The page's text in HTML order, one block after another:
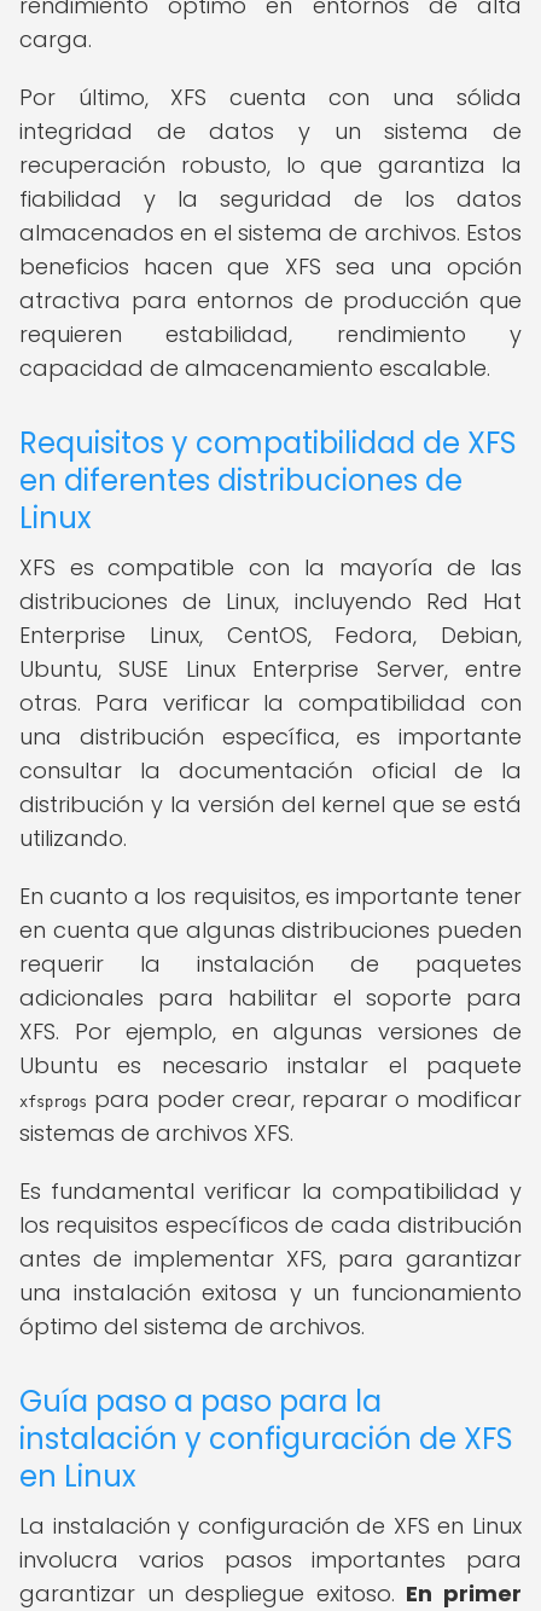
carga.
Por último, XFS cuenta con una sólida
integridad de datos y un sistema de
recuperación robusto, lo que garantiza la
fiabilidad y la seguridad de los datos
almacenados en el sistema de archivos. Estos
beneficios hacen que XFS sea una opción
atractiva para entornos de producción que
requieren estabilidad, rendimiento y
capacidad de almacenamiento escalable.
Requisitos y compatibilidad de XFS
en diferentes distribuciones de
Linux
XFS es compatible con la mayoría de las
distribuciones de Linux, incluyendo Red Hat
Enterprise Linux, CentOS, Fedora, Debian,
Ubuntu, SUSE Linux Enterprise Server, entre
otras. Para verificar la compatibilidad con
una distribución específica, es importante
consultar la documentación oficial de la
distribución y la versión del kernel que se está
utilizando.
En cuanto a los requisitos, es importante tener
en cuenta que algunas distribuciones pueden
requerir la instalación de paquetes
adicionales para habilitar el soporte para
XFS. Por ejemplo, en algunas versiones de
Ubuntu es necesario instalar el paquete
xfsprogs para poder crear, reparar o modificar
sistemas de archivos XFS.
Es fundamental verificar la compatibilidad y
los requisitos específicos de cada distribución
antes de implementar XFS, para garantizar
una instalación exitosa y un funcionamiento
óptimo del sistema de archivos.
Guía paso a paso para la
instalación y configuración de XFS
en Linux
La instalación y configuración de XFS en Linux
involucra varios pasos importantes para
garantizar un despliegue exitoso. En primer